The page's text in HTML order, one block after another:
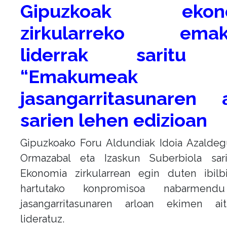
Gipuzkoak
zirkularreko
liderrak saritu
“Emakumeak
jasangarritasunaren
sarien lehen edizioan
Gipuzkoako Foru Aldundiak Idoia
Ormazabal eta Izaskun Suberbiola
Ekonomia zirkularrean egin duten
hartutako konpromisoa
jasangarritasunaren arloan ekimen
lideratuz.